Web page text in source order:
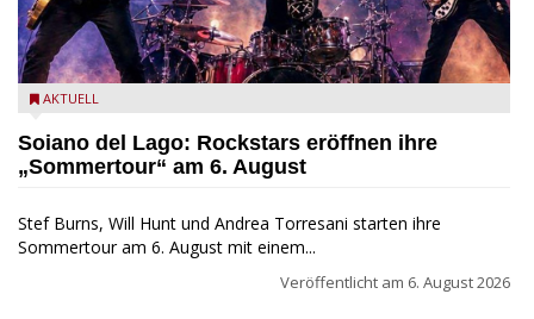
Stef Burns, Will Hunt und Andrea Torresani im Summer Rock
AKTUELL
Soiano del Lago: Rockstars eröffnen ihre
„Sommertour“ am 6. August
Stef Burns, Will Hunt und Andrea Torresani starten ihre
Sommertour am 6. August mit einem...
Veröffentlicht am 6. August 2026